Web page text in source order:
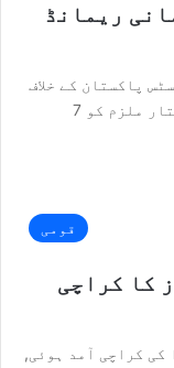
ریمانڈ
پاکستان کے خلاف
قومی
کا کراچی
کی کراچی آمد ہوئی,